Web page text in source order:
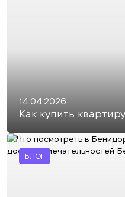
14.04.2026
Как купить
БЛОГ